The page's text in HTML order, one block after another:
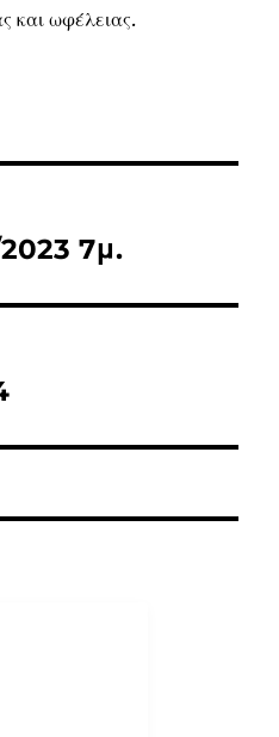
και ωφέλειας.
7μ.